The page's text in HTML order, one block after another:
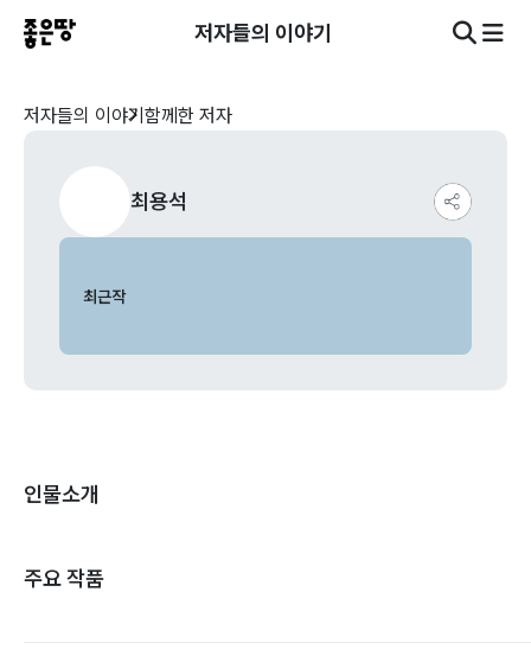
저자들의 이야기
저자들의 이야기 함께한 저자
최용석
최근작
인물소개
주요 작품